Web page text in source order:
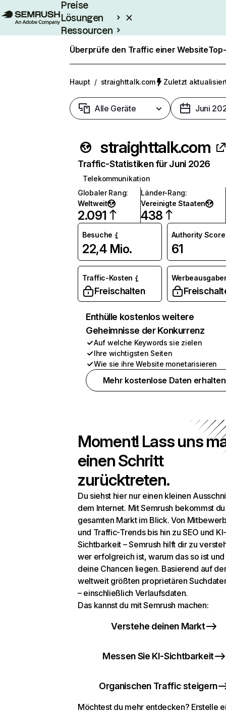
Preise
Lösungen
Ressourcen
Enterprise
Überprüfe den Traffic einer Website
Haupt / straighttalk.com Zuletzt
Alle Geräte Juni
straighttalk.com
Traffic-Statistiken für Juni 2026
Telekommunikation
Globaler Rang:
Weltweit
2.091
Länder-Rang:
Vereinigte Staaten
438
Besuche
22,4 Mio.
Authority Score
61
Traffic-Kosten
Freischalten
Enthülle kostenlos weitere
Geheimnisse der Konkurrenz
Auf welche Keywords sie zielen
Ihre wichtigsten Seiten
Wie sie ihre Website monetarisieren
Mehr kostenlose Daten erhalten
Moment! Lass uns
einen Schritt
zurücktreten.
Du siehst hier nur einen kleinen
dem Internet. Mit Semrush bekommst
gesamten Markt im Blick. Von
und Traffic-Trends bis hin zu SEO und KI-
Sichtbarkeit – Semrush hilft dir zu
wer erfolgreich ist, warum das so ist
deine Chancen liegen. Basierend auf
weltweit größten proprietären
– einschließlich Verlaufsdaten.
Das kannst du mit Semrush machen:
Verstehe deinen Markt
Messen Sie KI-Sichtbarkeit
Organischen Traffic steigern
Möchtest du mehr entdecken? Erstelle